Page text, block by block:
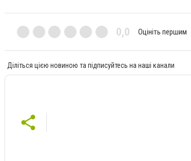
0,0 Оцініть першим
Діліться цією новиною та підписуйтесь на наші канали